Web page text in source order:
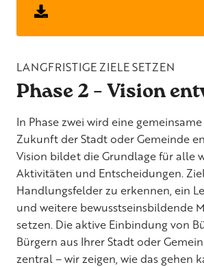
LANGFRISTIGE ZIELE SETZEN
Phase 2 – Vision
In Phase zwei wird eine
Zukunft der Stadt oder Gemeinde
Vision bildet die Grundlage für alle
Aktivitäten und Entscheidungen. Ziel
Handlungsfelder zu erkennen, ein
und weitere bewusstseinsbildende
setzen. Die aktive Einbindung von
Bürgern aus Ihrer Stadt oder
zentral – wir zeigen, wie das gehen